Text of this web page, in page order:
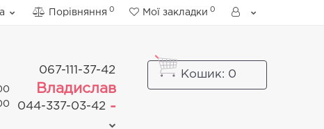
Порівняння 0 Мої закладки 0
067-111-37-42
Владислав
044-337-03-42 -
Кошик: 0